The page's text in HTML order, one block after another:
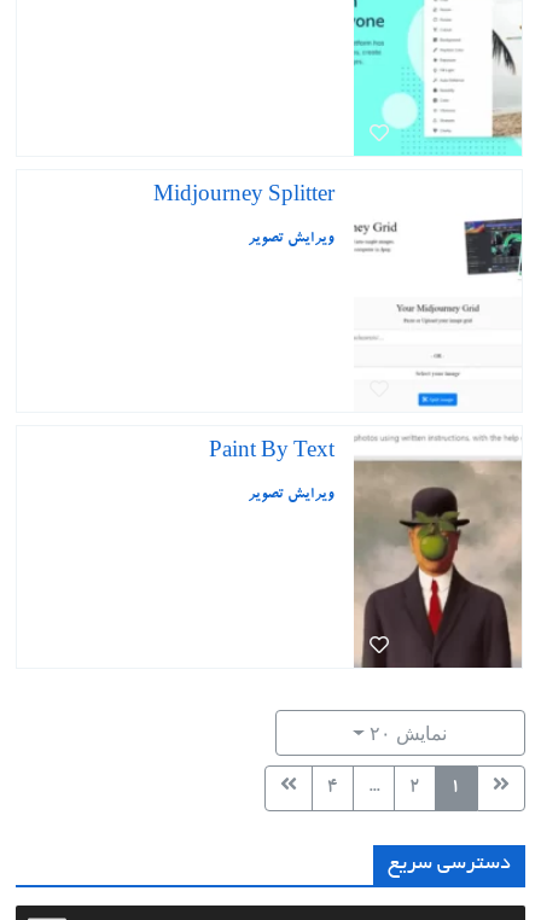
Midjourney Splitter
ویرایش تصویر
Paint By Text
ویرایش تصویر
نمایش ۲۰
۱ ۲ ... ۴
دسترسی سریع